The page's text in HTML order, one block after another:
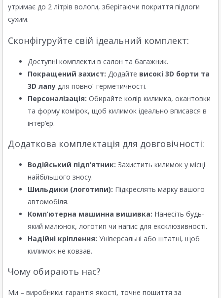
утримає до 2 літрів вологи, зберігаючи покриття підлоги
сухим.
Сконфігуруйте свій ідеальний комплект:
Доступні комплекти в салон та багажник.
Покращений захист: Додайте високі 3D борти та
3D лапу для повної герметичності.
Персоналізація: Обирайте колір килимка, окантовки
та форму комірок, щоб килимок ідеально вписався в
інтер’єр.
Додаткова комплектація для довговічності:
Водійський підп’ятник: Захистить килимок у місці
найбільшого зносу.
Шильдики (логотипи): Підкреслять марку вашого
автомобіля.
Комп’ютерна машинна вишивка: Нанесіть будь-
який малюнок, логотип чи напис для ексклюзивності.
Надійні кріплення: Універсальні або штатні, щоб
килимок не ковзав.
Чому обирають нас?
Ми – виробники: гарантія якості, точне пошиття за